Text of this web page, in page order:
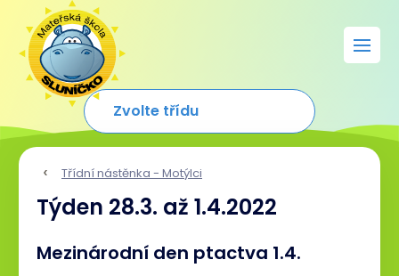
Třídní nástěnka - Motýlci
Týden 28.3. až 1.4.2022
Mezinárodní den ptactva 1.4.